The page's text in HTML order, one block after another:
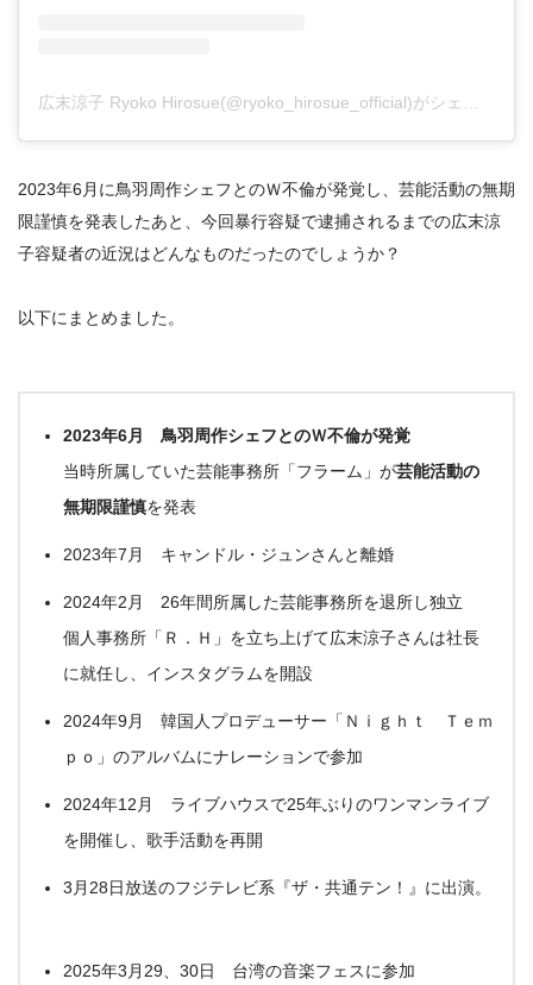
2023年6月に鳥羽周作シェフとのＷ不倫が発覚し、芸能活動の無期
限謹慎を発表したあと、今回暴行容疑で逮捕されるまでの広末涼
子容疑者の近況はどんなものだったのでしょうか？
以下にまとめました。
2023年6月 鳥羽周作シェフとのＷ不倫が発覚
当時所属していた芸能事務所「フラーム」が芸能活動の
無期限謹慎を発表
2023年7月 キャンドル・ジュンさんと離婚
2024年2月 26年間所属した芸能事務所を退所し独立
個人事務所「Ｒ．Ｈ」を立ち上げて広末涼子さんは社長
に就任し、インスタグラムを開設
2024年9月 韓国人プロデューサー「Ｎｉｇｈｔ Ｔｅｍ
ｐｏ」のアルバムにナレーションで参加
2024年12月 ライブハウスで25年ぶりのワンマンライブ
を開催し、歌手活動を再開
3月28日放送のフジテレビ系『ザ・共通テン！』に出演。
2025年3月29、30日 台湾の音楽フェスに参加